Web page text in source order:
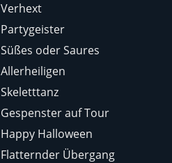
Verhext
Partygeister
Süßes oder Saures
Allerheiligen
Skeletttanz
Gespenster auf Tour
Happy Halloween
Flatternder Übergang